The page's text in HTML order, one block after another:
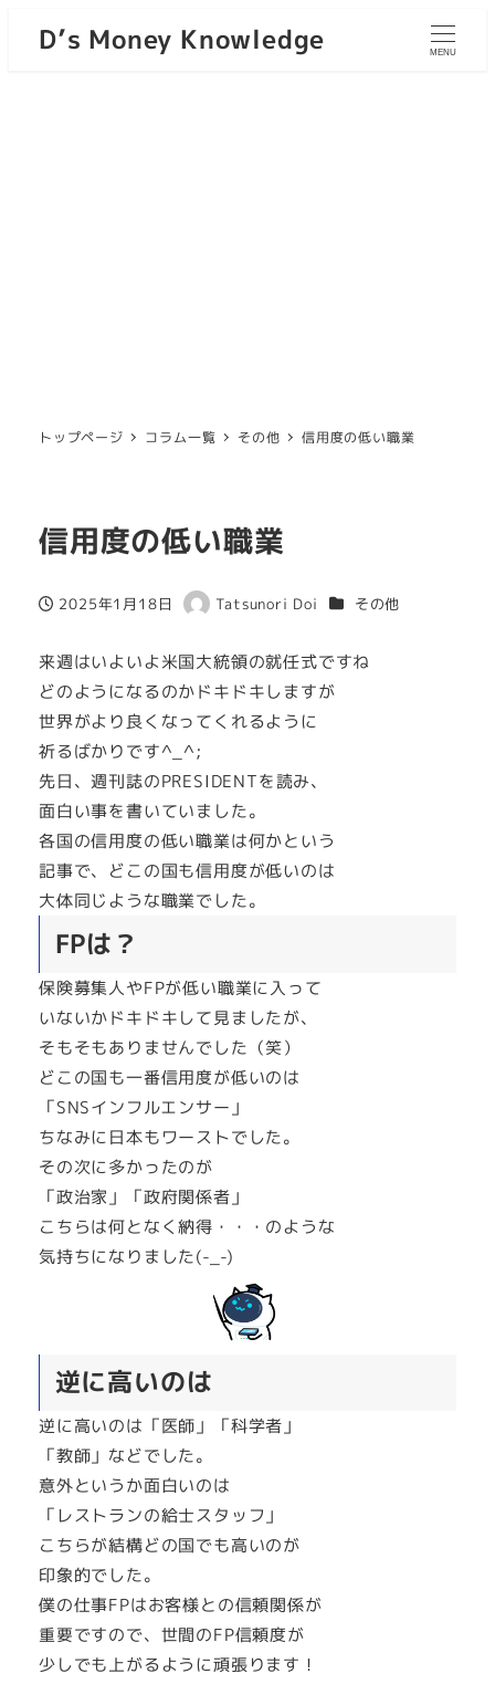
D’s Money Knowledge MENU
トップページ コラム一覧 その他 信用度の低い職業
信用度の低い職業
投稿日
2025年1月18日
著
Tatsunori Doi カテゴリー
その他
来週はいよいよ米国大統領の就任式ですね
どのようになるのかドキドキしますが
世界がより良くなってくれるように
祈るばかりです^_^;
先日、週刊誌のPRESIDENTを読み、
面白い事を書いていました。
各国の信用度の低い職業は何かという
記事で、どこの国も信用度が低いのは
大体同じような職業でした。
FPは？
保険募集人やFPが低い職業に入って
いないかドキドキして見ましたが、
そもそもありませんでした（笑）
どこの国も一番信用度が低いのは
「SNSインフルエンサー」
ちなみに日本もワーストでした。
その次に多かったのが
「政治家」「政府関係者」
こちらは何となく納得・・・のような
気持ちになりました(-_-)
逆に高いのは
逆に高いのは「医師」「科学者」
「教師」などでした。
意外というか面白いのは
「レストランの給士スタッフ」
こちらが結構どの国でも高いのが
印象的でした。
僕の仕事FPはお客様との信頼関係が
重要ですので、世間のFP信頼度が
少しでも上がるように頑張ります！